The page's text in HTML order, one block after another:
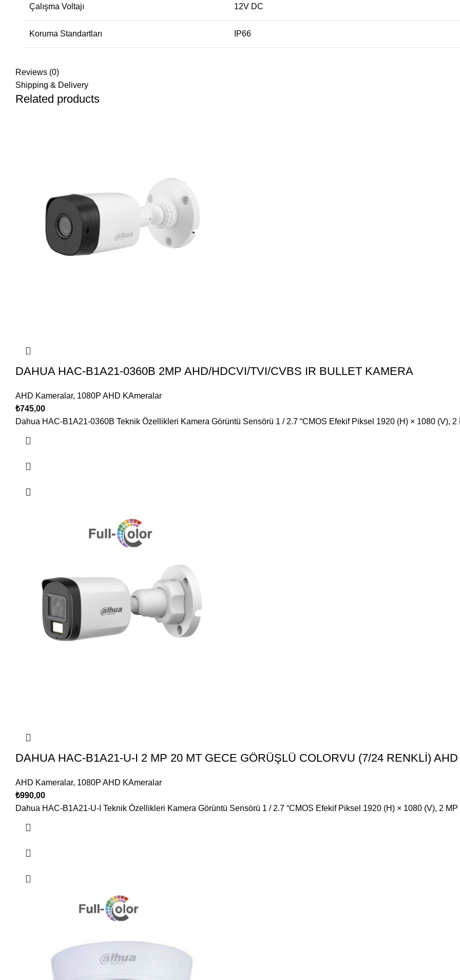
Çalışma Voltajı 12V DC
Koruma Standartları IP66
Reviews (0)
Shipping & Delivery
Related products
DAHUA HAC-B1A21-0360B 2MP AHD/HDCVI/TVI/CVBS IR BULLET KAMERA
AHD Kameralar, 1080P AHD KAmeralar
₺745,00
Dahua HAC-B1A21-0360B Teknik Özellikleri Kamera Görüntü Sensörü 1 / 2.7 “CMOS Efekif Piksel 1920 (H) × 1080 (V), 2
DAHUA HAC-B1A21-U-I 2 MP 20 MT GECE GÖRÜŞLÜ COLORVU (7/24 RENKLİ)
AHD Kameralar, 1080P AHD KAmeralar
₺990,00
Dahua HAC-B1A21-U-I Teknik Özellikleri Kamera Görüntü Sensörü 1 / 2.7 “CMOS Efekif Piksel 1920 (H) × 1080 (V), 2 MP